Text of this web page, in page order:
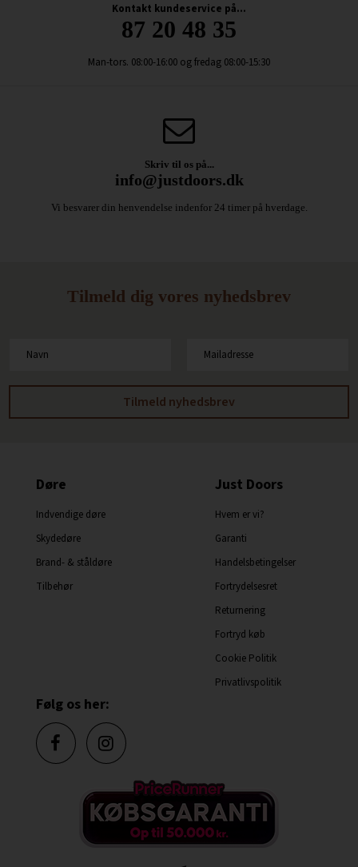
Kontakt kundeservice på...
87 20 48 35
Man-tors. 08:00-16:00 og fredag 08:00-15:30
Skriv til os på...
info@justdoors.dk
Vi besvarer din henvendelse indenfor 24 timer på hverdage.
Tilmeld dig vores nyhedsbrev
Døre
Indvendige døre
Skydedøre
Brand- & ståldøre
Tilbehør
Just Doors
Hvem er vi?
Garanti
Handelsbetingelser
Fortrydelsesret
Returnering
Fortryd køb
Cookie Politik
Privatlivspolitik
Følg os her: